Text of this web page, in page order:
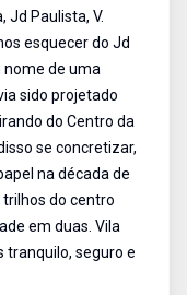
Jd Paulista, V.
esquecer do Jd
nome de uma
sido projetado
do Centro da
se concretizar,
na década de
do centro
em duas. Vila
tranquilo, seguro e